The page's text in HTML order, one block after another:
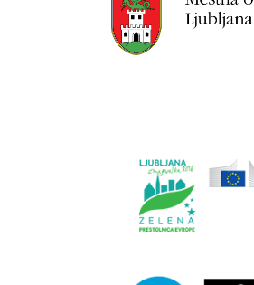
spletne